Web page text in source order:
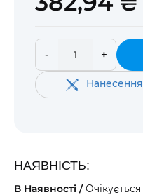
- +
Нанесення
НАЯВНІСТЬ:
В Наявності /Очікується